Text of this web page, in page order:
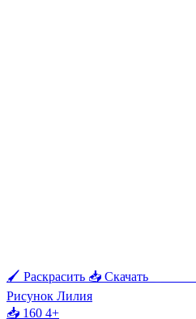
🖌 Раскрасить 📥 Скачать
Рисунок Лилия
📥 160 4+